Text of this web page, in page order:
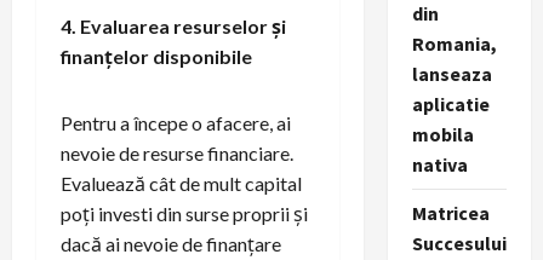
4. Evaluarea resurselor și
finanțelor disponibile
Pentru a începe o afacere, ai
nevoie de resurse financiare.
Evaluează cât de mult capital
poți investi din surse proprii și
dacă ai nevoie de finanțare
din
Romania,
lanseaza
aplicatie
mobila
nativa
Matricea
Succesului